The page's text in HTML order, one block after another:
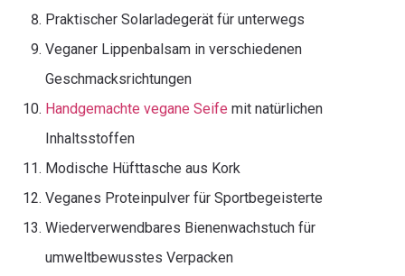
Praktischer Solarladegerät für unterwegs
Veganer Lippenbalsam in verschiedenen
Geschmacksrichtungen
Handgemachte vegane Seife mit natürlichen
Inhaltsstoffen
Modische Hüfttasche aus Kork
Veganes Proteinpulver für Sportbegeisterte
Wiederverwendbares Bienenwachstuch für
umweltbewusstes Verpacken